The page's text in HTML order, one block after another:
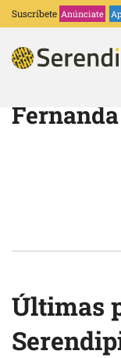
Suscríbete Anúnciate
Últimas